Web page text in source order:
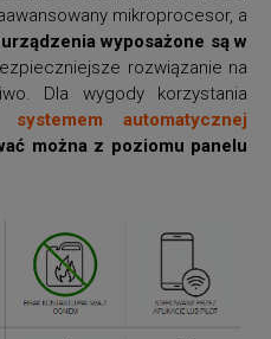
mikroprocesor, a
wyposażone są w
rozwiązanie na
Dla wygody korzystania
systemem automatycznej
można z poziomu panelu